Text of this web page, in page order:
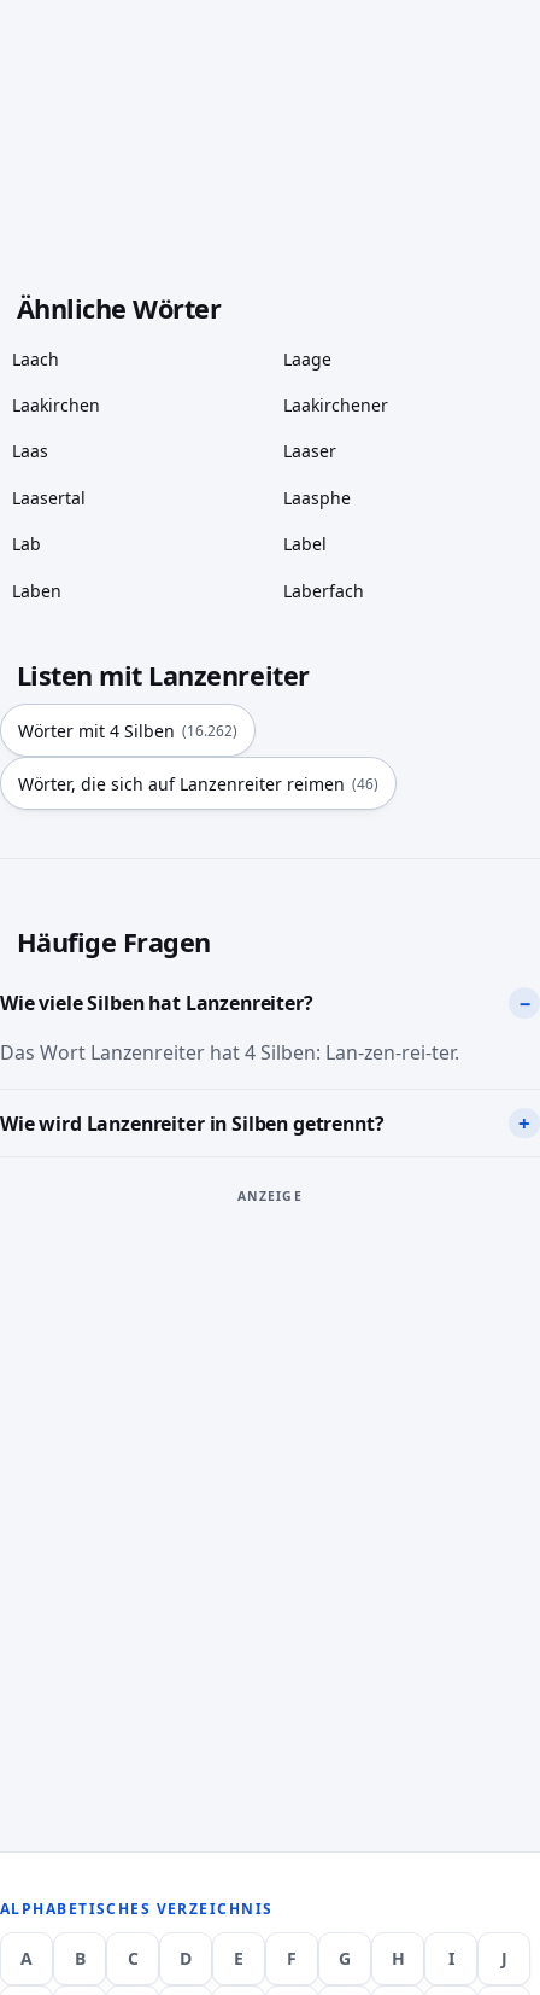
Ähnliche Wörter
Laach Laage
Laakirchen Laakirchener
Laas Laaser
Laasertal Laasphe
Lab Label
Laben Laberfach
Listen mit Lanzenreiter
Wörter mit 4 Silben (16.262)
Wörter, die sich auf Lanzenreiter reimen (46)
Häufige Fragen
Wie viele Silben hat Lanzenreiter?
Das Wort Lanzenreiter hat 4 Silben: Lan-zen-rei-ter.
Wie wird Lanzenreiter in Silben getrennt?
ANZEIGE
ALPHABETISCHES VERZEICHNIS
A B C D E F G H I J